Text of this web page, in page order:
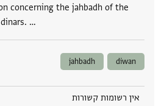
concerning the jahbadh of the
…
diwan
jahbadh
אין רשומות קשורות